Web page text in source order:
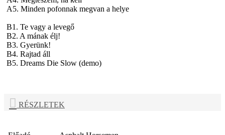
A5. Minden pofonnak megvan a helye
B1. Te vagy a levegő
B2. A mának élj!
B3. Gyerünk!
B4. Rajtad áll
B5. Dreams Die Slow (demo)
RÉSZLETEK